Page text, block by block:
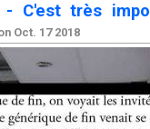
C'est très
Oct. 17 2018